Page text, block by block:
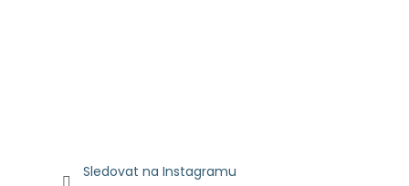
Sledovat na Instagramu